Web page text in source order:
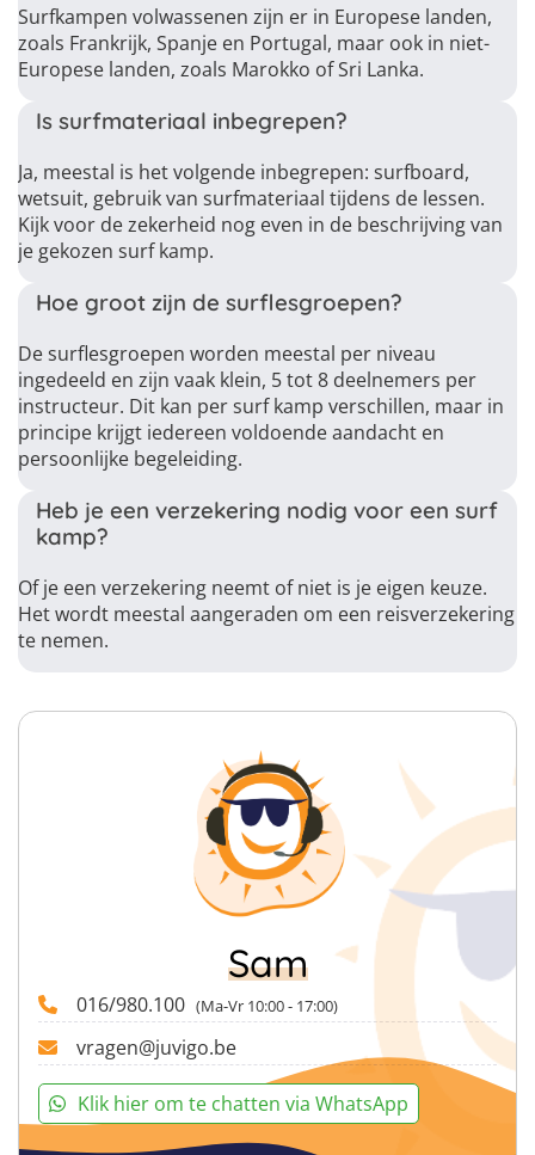
Sam
016/980.100 (Ma-Vr 10:00 - 17:00)
vragen@juvigo.be
Klik hier om te chatten via WhatsApp
Surfkampen volwassenen zijn er in Europese landen,
zoals Frankrijk, Spanje en Portugal, maar ook in niet-
Europese landen, zoals Marokko of Sri Lanka.
Is surfmateriaal inbegrepen?
Ja, meestal is het volgende inbegrepen: surfboard,
wetsuit, gebruik van surfmateriaal tijdens de lessen.
Kijk voor de zekerheid nog even in de beschrijving van
je gekozen surf kamp.
Hoe groot zijn de surflesgroepen?
De surflesgroepen worden meestal per niveau
ingedeeld en zijn vaak klein, 5 tot 8 deelnemers per
instructeur. Dit kan per surf kamp verschillen, maar in
principe krijgt iedereen voldoende aandacht en
persoonlijke begeleiding.
Heb je een verzekering nodig voor een surf
kamp?
Of je een verzekering neemt of niet is je eigen keuze.
Het wordt meestal aangeraden om een reisverzekering
te nemen.